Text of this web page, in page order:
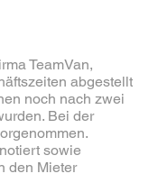
TeamVan,
abgestellt
noch nach zwei
Bei der
sowie
den Mieter